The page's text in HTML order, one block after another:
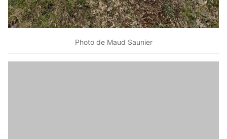
Photo de Maud Saunier